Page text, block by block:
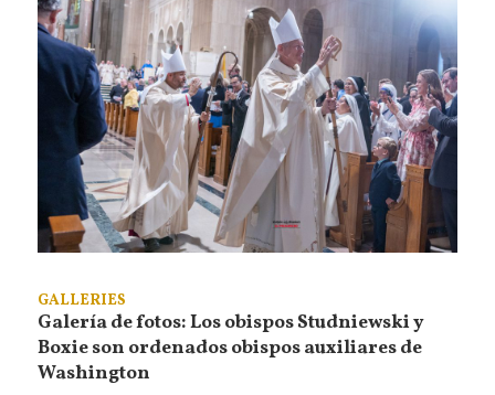
GALLERIES
Galería de fotos: Los obispos Studniewski y
Boxie son ordenados obispos auxiliares de
Washington